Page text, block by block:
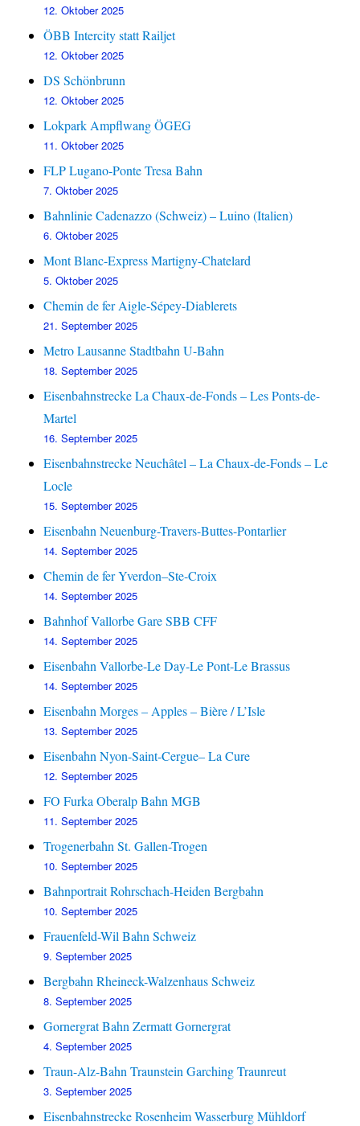
12. Oktober 2025
ÖBB Intercity statt Railjet
12. Oktober 2025
DS Schönbrunn
12. Oktober 2025
Lokpark Ampflwang ÖGEG
11. Oktober 2025
FLP Lugano-Ponte Tresa Bahn
7. Oktober 2025
Bahnlinie Cadenazzo (Schweiz) – Luino (Italien)
6. Oktober 2025
Mont Blanc-Express Martigny-Chatelard
5. Oktober 2025
Chemin de fer Aigle-Sépey-Diablerets
21. September 2025
Metro Lausanne Stadtbahn U-Bahn
18. September 2025
Eisenbahnstrecke La Chaux-de-Fonds – Les Ponts-de-
Martel
16. September 2025
Eisenbahnstrecke Neuchâtel – La Chaux-de-Fonds – Le
Locle
15. September 2025
Eisenbahn Neuenburg-Travers-Buttes-Pontarlier
14. September 2025
Chemin de fer Yverdon–Ste-Croix
14. September 2025
Bahnhof Vallorbe Gare SBB CFF
14. September 2025
Eisenbahn Vallorbe-Le Day-Le Pont-Le Brassus
14. September 2025
Eisenbahn Morges – Apples – Bière / L’Isle
13. September 2025
Eisenbahn Nyon-Saint-Cergue– La Cure
12. September 2025
FO Furka Oberalp Bahn MGB
11. September 2025
Trogenerbahn St. Gallen-Trogen
10. September 2025
Bahnportrait Rohrschach-Heiden Bergbahn
10. September 2025
Frauenfeld-Wil Bahn Schweiz
9. September 2025
Bergbahn Rheineck-Walzenhaus Schweiz
8. September 2025
Gornergrat Bahn Zermatt Gornergrat
4. September 2025
Traun-Alz-Bahn Traunstein Garching Traunreut
3. September 2025
Eisenbahnstrecke Rosenheim Wasserburg Mühldorf